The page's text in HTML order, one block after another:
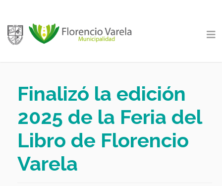
Finalizó la edición
2025 de la Feria del
Libro de Florencio
Varela